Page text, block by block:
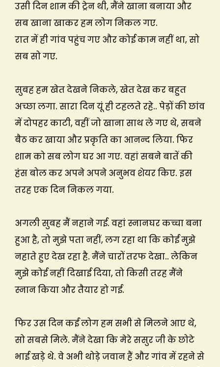
उसी दिन शाम की ट्रेन थी, मैंने खाना बनाया और
सब खाना खाकर हम लोग निकल गए.
रात में ही गांव पहुंच गए और कोई काम नहीं था, सो
सब सो गए.
सुबह हम खेत देखने निकले, खेत देख कर बहुत
अच्छा लगा. सारा दिन यूं ही टहलते रहे.. पेड़ों की छांव
में दोपहर काटी, वहीं जो खाना साथ ले गए थे, सबने
बैठ कर खाया और प्रकृति का आनन्द लिया. फिर
शाम को सब लोग घर आ गए. वहां सबने बातें की
हंस बोल कर अपने अपने अनुभव शेयर किए. इस
तरह एक दिन निकल गया.
अगली सुबह मैं नहाने गई. वहां स्नानघर कच्चा बना
हुआ है, तो मुझे पता नहीं, लग रहा था कि कोई मुझे
नहाते हुए देख रहा है. मैंने चारों तरफ देखा.. लेकिन
मुझे कोई नहीं दिखाई दिया, तो किसी तरह मैंने
स्नान किया और तैयार हो गई.
फिर उस दिन कई लोग हम सभी से मिलने आए थे,
सो सबसे मिले. मैंने देखा कि मेरे ससुर जी के छोटे
भाई खड़े थे. वे अभी थोड़े जवान हैं और गांव में रहने से